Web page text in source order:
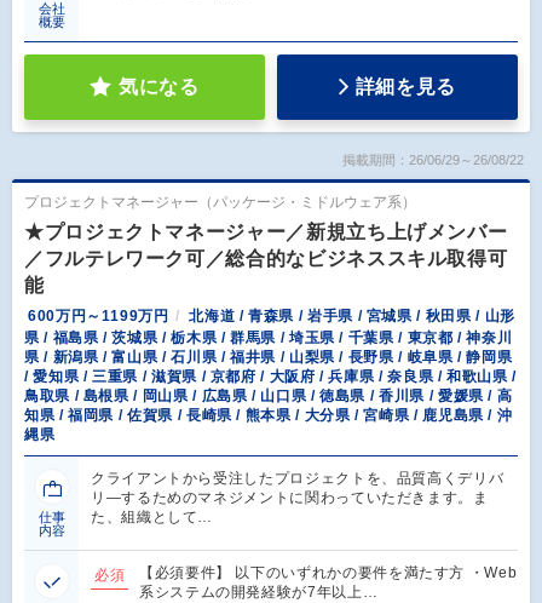
会社
概要
気になる 詳細を見る
掲載期間：26/06/29～26/08/22
プロジェクトマネージャー（パッケージ・ミドルウェア系）
★プロジェクトマネージャー／新規立ち上げメンバー
／フルテレワーク可／総合的なビジネススキル取得可
能
600万円～1199万円
北海道 / 青森県 / 岩手県 / 宮城県 / 秋田県 / 山形
県 / 福島県 / 茨城県 / 栃木県 / 群馬県 / 埼玉県 / 千葉県 / 東京都 / 神奈川
県 / 新潟県 / 富山県 / 石川県 / 福井県 / 山梨県 / 長野県 / 岐阜県 / 静岡県
/ 愛知県 / 三重県 / 滋賀県 / 京都府 / 大阪府 / 兵庫県 / 奈良県 / 和歌山県 /
鳥取県 / 島根県 / 岡山県 / 広島県 / 山口県 / 徳島県 / 香川県 / 愛媛県 / 高
知県 / 福岡県 / 佐賀県 / 長崎県 / 熊本県 / 大分県 / 宮崎県 / 鹿児島県 / 沖
縄県
仕事
内容
クライアントから受注したプロジェクトを、品質高くデリバ
リ―するためのマネジメントに関わっていただきます。ま
た、組織として…
必須
【必須要件】 以下のいずれかの要件を満たす方 ・Web
系システムの開発経験が7年以上…